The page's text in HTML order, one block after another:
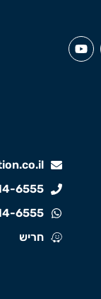
6555
6555
חריש